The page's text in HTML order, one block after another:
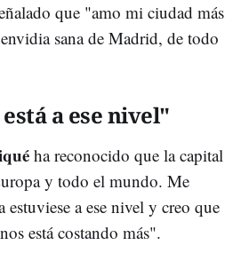
que "amo mi ciudad más
sana de Madrid, de todo
a ese nivel"
ha reconocido que la capital
y todo el mundo. Me
estuviese a ese nivel y creo que
está costando más".